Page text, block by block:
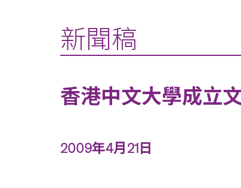
新聞稿
香港中文大學成立
2009年4月21日